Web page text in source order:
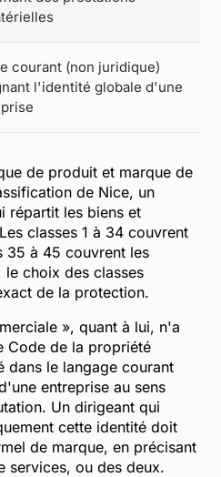
courant (non juridique)
l'identité globale d'une
de produit et marque de
de Nice, un
répartit les biens et
classes 1 à 34 couvrent
35 à 45 couvrent les
choix des classes
de la protection.
», quant à lui, n'a
Code de la propriété
dans le langage courant
entreprise au sens
Un dirigeant qui
cette identité doit
de marque, en précisant
services, ou des deux.